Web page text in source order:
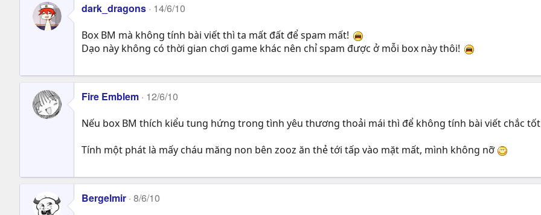
dark_dragons 14/6/10
Box BM mà không tính bài viết thì ta mất đất để spam mất!
Dạo này không có thời gian chơi game khác nên chỉ spam được ở mỗi box này thôi!
Fire Emblem 12/6/10
Nếu box BM thích kiểu tung hứng trong tình yêu thương thoải mái thì để không tính bài viết chắc
Tính một phát là mấy cháu măng non bên zooz ăn thẻ tới tấp vào mặt mất, mình không nỡ
Bergelmir 8/6/10